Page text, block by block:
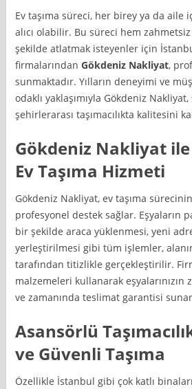
Ev taşıma süreci, her birey ya da aile
alıcı olabilir. Bu süreci hem
şekilde atlatmak isteyenler için
firmalarındanGökdeniz Nakliyat,
sunmaktadır. Yılların deneyimi ve
odaklı yaklaşımıyla Gökdeniz
şehirlerarası taşımacılıkta kalitesini
Gökdeniz Nakliyat
Ev Taşıma Hizmeti
Gökdeniz Nakliyat, ev taşıma
profesyonel destek sağlar. Eşyaların
bir şekilde araca yüklenmesi, yeni
yerleştirilmesi gibi tüm işlemler,
tarafından titizlikle gerçekleştirilir.
malzemeleri kullanarak
ve zamanında teslimat garantisi
Asansörlü
ve Güvenli Taşıma
Özellikle İstanbul gibi çok katlı